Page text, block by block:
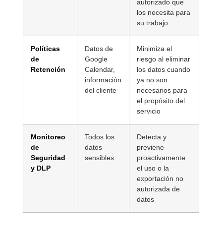
autorizado que
los necesita para
su trabajo
Políticas
de
Retención
Datos de
Google
Calendar,
información
del cliente
Minimiza el
riesgo al eliminar
los datos cuando
ya no son
necesarios para
el propósito del
servicio
Monitoreo
de
Seguridad
y DLP
Todos los
datos
sensibles
Detecta y
previene
proactivamente
el uso o la
exportación no
autorizada de
datos